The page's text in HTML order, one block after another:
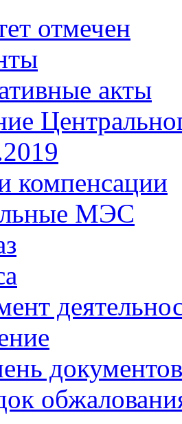
отмечен
акты
компенсации
МЭС
документов